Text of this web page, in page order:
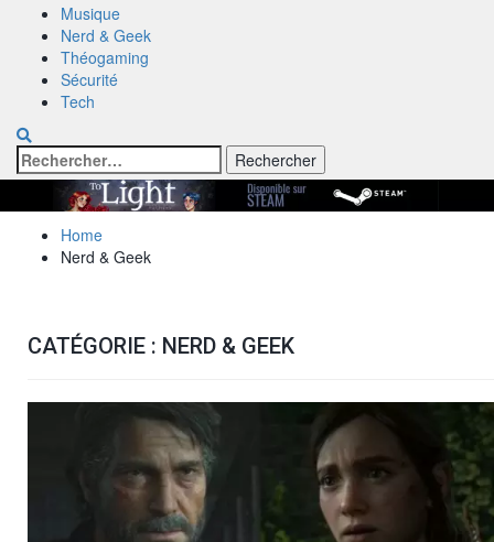
Musique
Nerd & Geek
Théogaming
Sécurité
Tech
Rechercher :
Home
Nerd & Geek
CATÉGORIE : NERD & GEEK